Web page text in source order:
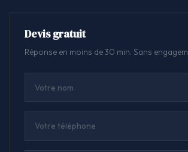
Devis gratuit
Réponse en moins de 30 min. Sans